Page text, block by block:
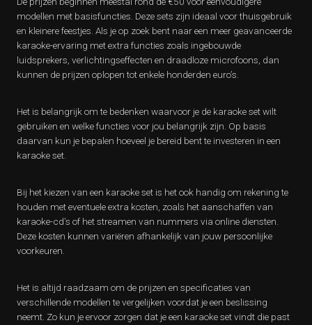
modellen met basisfuncties. Deze sets zijn ideaal voor thuisgebruik
en kleinere feestjes. Als je op zoek bent naar een meer geavanceerde
karaoke-ervaring met extra functies zoals ingebouwde
luidsprekers, verlichtingseffecten en draadloze microfoons, dan
kunnen de prijzen oplopen tot enkele honderden euro’s.
Het is belangrijk om te bedenken waarvoor je de karaoke set wilt
gebruiken en welke functies voor jou belangrijk zijn. Op basis
daarvan kun je bepalen hoeveel je bereid bent te investeren in een
karaoke set.
Bij het kiezen van een karaoke set is het ook handig om rekening te
houden met eventuele extra kosten, zoals het aanschaffen van
karaoke-cd’s of het streamen van nummers via online diensten.
Deze kosten kunnen variëren afhankelijk van jouw persoonlijke
voorkeuren.
Het is altijd raadzaam om de prijzen en specificaties van
verschillende modellen te vergelijken voordat je een beslissing
neemt. Zo kun je ervoor zorgen dat je een karaoke set vindt die past